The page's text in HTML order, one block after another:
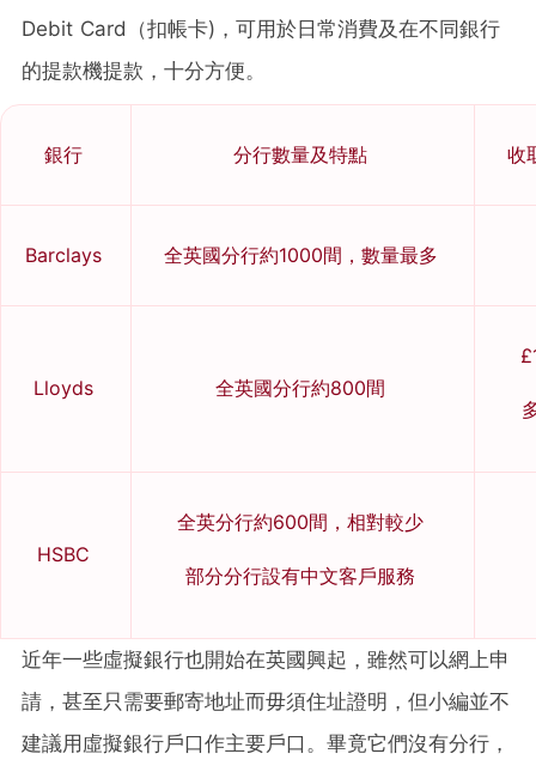
Debit Card（扣帳卡)，可用於日常消費及在不同銀行
的提款機提款，十分方便。
銀行 分行數量及特點 收
Barclays 全英國分行約1000間，數量最多
Lloyds 全英國分行約800間
HSBC
全英分行約600間，相對較少
部分分行設有中文客戶服務
近年一些虛擬銀行也開始在英國興起，雖然可以網上申
請，甚至只需要郵寄地址而毋須住址證明，但小編並不
建議用虛擬銀行戶口作主要戶口。畢竟它們沒有分行，